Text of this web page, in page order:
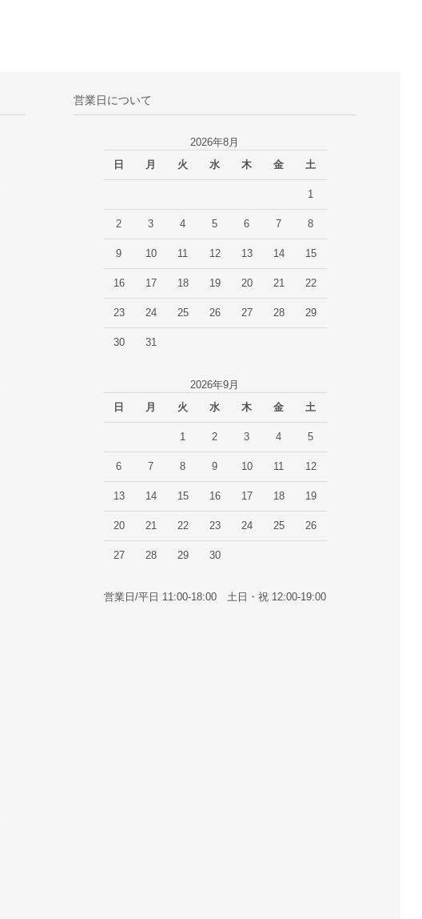
営業日について
2026年8月
日
月 火 水 木 金 土
1
2 3 4 5 6 7 8
9 10 11 12 13 14 15
16 17 18 19 20 21 22
23 24 25 26 27 28 29
30 31
2026年9月
日
月 火 水 木 金 土
1 2 3 4 5
6 7 8 9 10 11 12
13 14 15 16 17 18 19
20 21 22 23 24 25 26
27 28 29 30
営業日/平日 11:00-18:00 土日・祝 12:00-19:00